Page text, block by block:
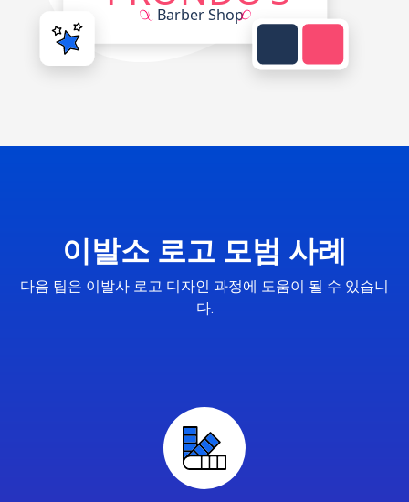
이발소 로고 모범 사례
다음 팁은 이발사 로고 디자인 과정에 도움이 될 수 있습니
다.